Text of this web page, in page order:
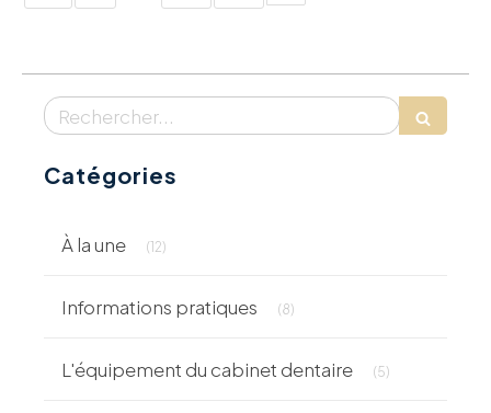
Rechercher
Catégories
À la une (12)
Informations pratiques (8)
L'équipement du cabinet dentaire (5)